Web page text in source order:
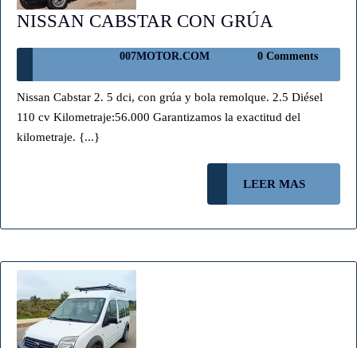
NISSAN CABSTAR CON GRÚA
CON
GRÚA
007MOTOR.COM 007MOTOR.COM
0 Comments
Nissan Cabstar 2. 5 dci, con grúa y bola remolque. 2.5 Diésel
110 cv Kilometraje:56.000 Garantizamos la exactitud del
kilometraje. {...}
LEER MAS
MAS